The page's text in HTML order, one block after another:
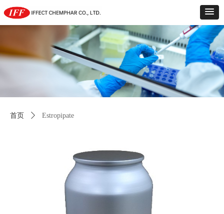
首页 ꄲ Estropipate